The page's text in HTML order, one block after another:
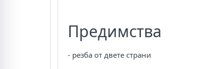
Предимства
- резба от двете страни